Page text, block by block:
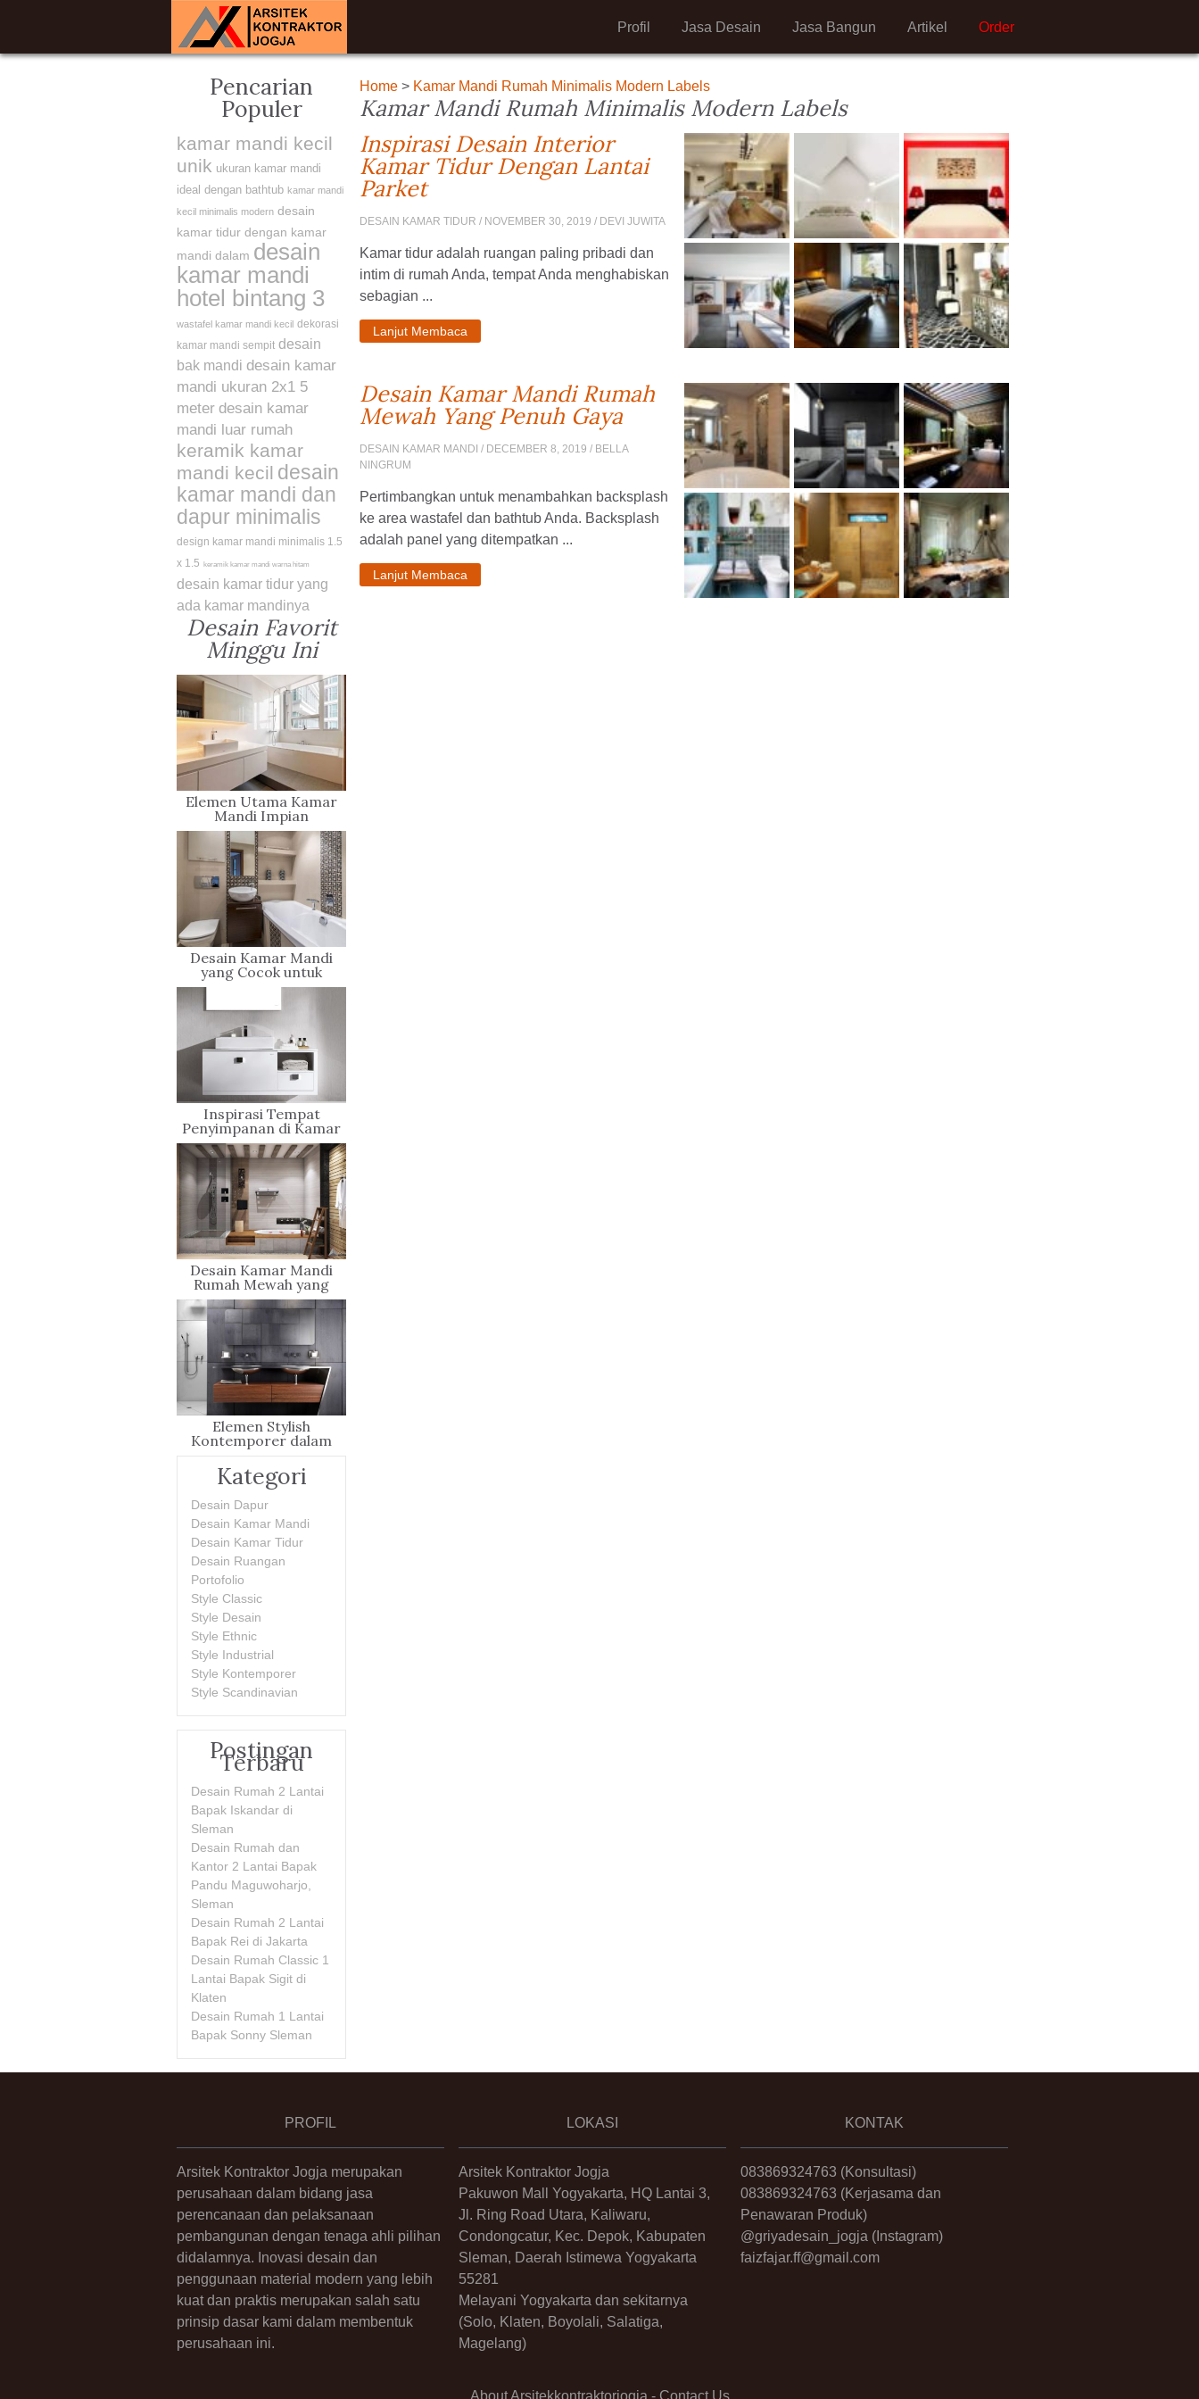
Order
Artikel
Jasa Bangun
Jasa Desain
Profil
Home > Kamar Mandi Rumah Minimalis Modern Labels
Kamar Mandi Rumah Minimalis Modern Labels
Inspirasi Desain Interior
Kamar Tidur Dengan Lantai
Parket
DESAIN KAMAR TIDUR / NOVEMBER 30, 2019 / DEVI JUWITA
Kamar tidur adalah ruangan paling pribadi dan
intim di rumah Anda, tempat Anda menghabiskan
sebagian ...
Lanjut Membaca
Desain Kamar Mandi Rumah
Mewah Yang Penuh Gaya
DESAIN KAMAR MANDI / DECEMBER 8, 2019 / BELLA
NINGRUM
Pertimbangkan untuk menambahkan backsplash
ke area wastafel dan bathtub Anda. Backsplash
adalah panel yang ditempatkan ...
Lanjut Membaca
Pencarian
Populer
kamar mandi kecil
unik ukuran kamar mandi
ideal dengan bathtub kamar mandi
kecil minimalis modern desain
kamar tidur dengan kamar
mandi dalam desain
kamar mandi
hotel bintang 3
wastafel kamar mandi kecil dekorasi
kamar mandi sempit desain
bak mandi desain kamar
mandi ukuran 2x1 5
meter desain kamar
mandi luar rumah
keramik kamar
mandi kecil desain
kamar mandi dan
dapur minimalis
design kamar mandi minimalis 1.5
x 1.5
keramik kamar mandi warna hitam
desain kamar tidur yang
ada kamar mandinya
Desain Favorit
Minggu Ini
Elemen Utama Kamar
Mandi Impian
Desain Kamar Mandi
yang Cocok untuk
Rumah Minimalis Anda
Inspirasi Tempat
Penyimpanan di Kamar
Mandi Keren dan Stylish
Desain Kamar Mandi
Rumah Mewah yang
Penuh Gaya
Elemen Stylish
Kontemporer dalam
Kamar Mandi
Kategori
Desain Dapur
Desain Kamar Mandi
Desain Kamar Tidur
Desain Ruangan
Portofolio
Style Classic
Style Desain
Style Ethnic
Style Industrial
Style Kontemporer
Style Scandinavian
Postingan
Terbaru
Desain Rumah 2 Lantai
Bapak Iskandar di
Sleman
Desain Rumah dan
Kantor 2 Lantai Bapak
Pandu Maguwoharjo,
Sleman
Desain Rumah 2 Lantai
Bapak Rei di Jakarta
Desain Rumah Classic 1
Lantai Bapak Sigit di
Klaten
Desain Rumah 1 Lantai
Bapak Sonny Sleman
PROFIL
Arsitek Kontraktor Jogja merupakan
perusahaan dalam bidang jasa
perencanaan dan pelaksanaan
pembangunan dengan tenaga ahli pilihan
didalamnya. Inovasi desain dan
penggunaan material modern yang lebih
kuat dan praktis merupakan salah satu
prinsip dasar kami dalam membentuk
perusahaan ini.
LOKASI
Arsitek Kontraktor Jogja
Pakuwon Mall Yogyakarta, HQ Lantai 3,
Jl. Ring Road Utara, Kaliwaru,
Condongcatur, Kec. Depok, Kabupaten
Sleman, Daerah Istimewa Yogyakarta
55281
Melayani Yogyakarta dan sekitarnya
(Solo, Klaten, Boyolali, Salatiga,
Magelang)
KONTAK
083869324763 (Konsultasi)
083869324763 (Kerjasama dan
Penawaran Produk)
@griyadesain_jogja (Instagram)
faizfajar.ff@gmail.com
About Arsitekkontraktorjogja - Contact Us